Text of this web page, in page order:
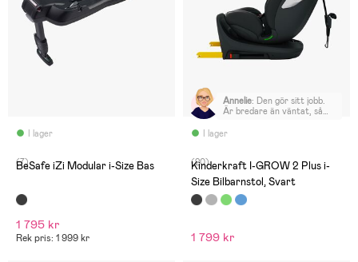
I lager
(7)
BeSafe iZi Modular i-Size Bas
1 795 kr
Rek pris: 1 999 kr
I lager
Annelie: Den gör sitt jobb.
Är bredare än väntat, så
(20)
Kinderkraft I-GROW 2 Plus i-
Size Bilbarnstol, Svart
1 799 kr